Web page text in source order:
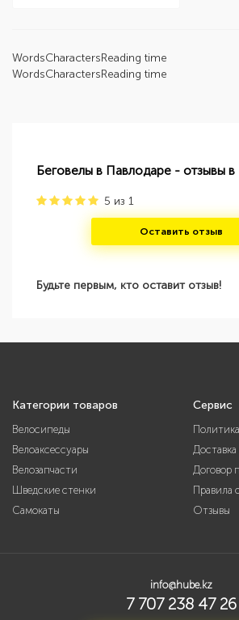
WordsCharactersReading time
WordsCharactersReading time
Беговелы в Павлодаре - отзывы
5 из 1
Оставить отзыв
Будьте первым, кто оставит отзыв!
Категории товаров
Велосипеды
Велоаксессуары
Велозапчасти
Шведские стенки
Самокаты
Сервис
Договор
Правила
Отзывы
info@hube.kz
7 707 238 47 26